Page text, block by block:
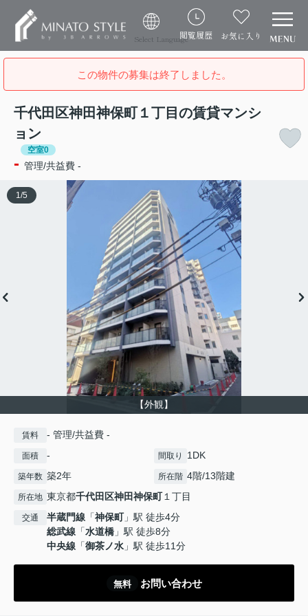
Select Language閲覧履歴 お気に入り
この物件の募集は終了しました。
千代田区神田神保町１丁目の賃貸マンシ
ョン
空室0
- 管理/共益費 -
【外観】
1/5
賃料 - 管理/共益費 -
面積 - 間取り 1DK
築年数 築2年 所在階 4階/13階建
所在地 東京都千代田区神田神保町１丁目
交通 半蔵門線 「神保町」駅 徒歩4分
総武線 「水道橋 」駅 徒歩8分
中央線 「御茶ノ水 」駅 徒歩11分
無料 お問い合わせ